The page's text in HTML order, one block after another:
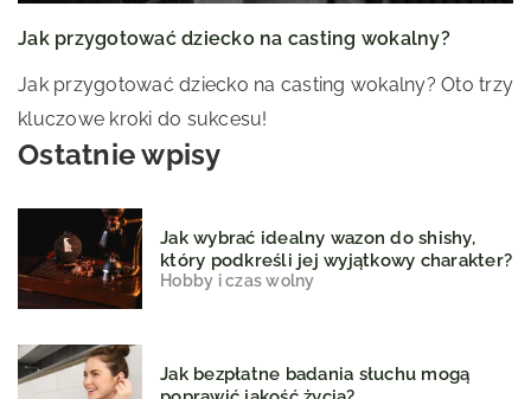
Jak przygotować dziecko na casting wokalny?
Jak przygotować dziecko na casting wokalny? Oto trzy
kluczowe kroki do sukcesu!
Ostatnie wpisy
Jak wybrać idealny wazon do shishy,
który podkreśli jej wyjątkowy charakter?
Hobby i czas wolny
Jak bezpłatne badania słuchu mogą